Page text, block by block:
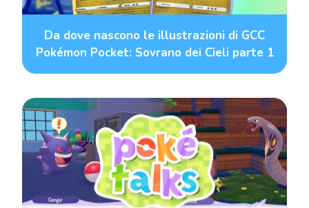
Da dove nascono le illustrazioni di GCC
Pokémon Pocket: Sovrano dei Cieli parte 1